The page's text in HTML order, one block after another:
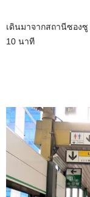
เดินมาจากสถานีซองซู
10 นาที